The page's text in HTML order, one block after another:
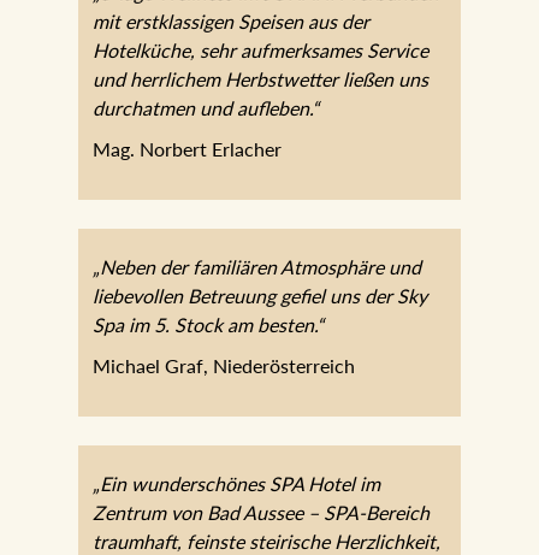
„3 Tage Wellness im JOHANN
verbunden mit erstklassigen Speisen aus
der Hotelküche, sehr aufmerksames
Service und herrlichem Herbstwetter
Mag. Norbert Erlacher
„Neben der familiären Atmosphäre und
liebevollen Betreuung gefiel uns der Sky
„Ein wunderschönes SPA Hotel im
Zentrum von Bad Aussee – SPA-Bereich